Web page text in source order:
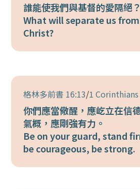
誰能使我們與基督的愛隔絕？
What will separate us
Christ?
格林多前書 16:13/1
你們應當儆醒，應屹立在信
氣概，應剛強有力。
Be on your guard, stand
be courageous, be strong.